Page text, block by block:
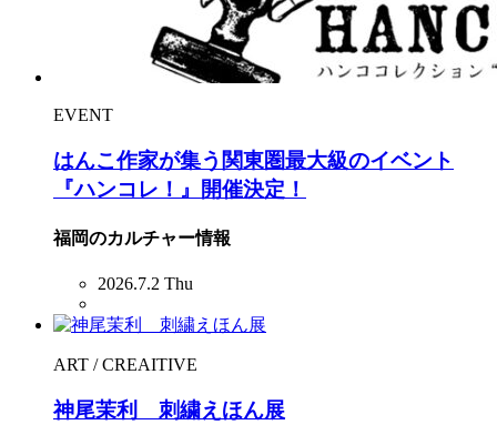
EVENT
はんこ作家が集う関東圏最大級のイベント
『ハンコレ！』開催決定！
福岡のカルチャー情報
2026.7.2 Thu
ART / CREAITIVE
神尾茉利 刺繍えほん展